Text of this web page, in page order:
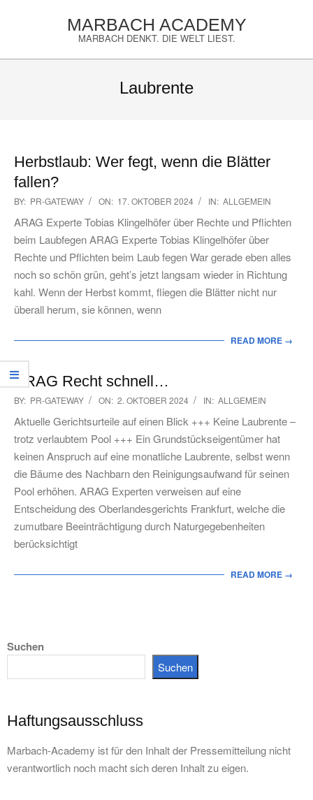
MARBACH ACADEMY
MARBACH DENKT. DIE WELT LIEST.
Laubrente
Herbstlaub: Wer fegt, wenn die Blätter
fallen?
2024-
10-
17
BY: PR-GATEWAY ON: 17. OKTOBER 2024 IN: ALLGEMEIN
ARAG Experte Tobias Klingelhöfer über Rechte und Pflichten
beim Laubfegen ARAG Experte Tobias Klingelhöfer über
Rechte und Pflichten beim Laub fegen War gerade eben alles
noch so schön grün, geht’s jetzt langsam wieder in Richtung
kahl. Wenn der Herbst kommt, fliegen die Blätter nicht nur
überall herum, sie können, wenn
READ MORE →
ARAG Recht schnell…
2024-
10-
02
BY: PR-GATEWAY ON: 2. OKTOBER 2024 IN: ALLGEMEIN
Aktuelle Gerichtsurteile auf einen Blick +++ Keine Laubrente –
trotz verlaubtem Pool +++ Ein Grundstückseigentümer hat
keinen Anspruch auf eine monatliche Laubrente, selbst wenn
die Bäume des Nachbarn den Reinigungsaufwand für seinen
Pool erhöhen. ARAG Experten verweisen auf eine
Entscheidung des Oberlandesgerichts Frankfurt, welche die
zumutbare Beeinträchtigung durch Naturgegebenheiten
berücksichtigt
READ MORE →
Suchen
Suchen
Haftungsausschluss
Marbach-Academy ist für den Inhalt der Pressemitteilung nicht
verantwortlich noch macht sich deren Inhalt zu eigen.